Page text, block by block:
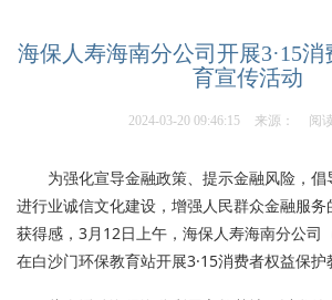
海保人寿海南分公司开展3·15
育宣传活动
2024-03-20 09:46:15 来源： 阅
为强化宣导金融政策、提示金融风险，
进行业诚信文化建设，增强人民群众金融服
获得感，3月12日上午，海保人寿海南分公司
在白沙门环保教育站开展3·15消费者权益保护